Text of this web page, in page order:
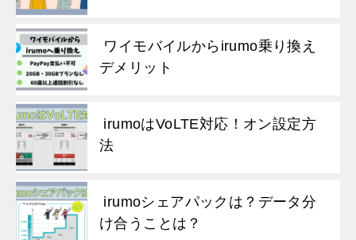
ワイモバイルからirumo乗り換え
デメリット
irumoはVoLTE対応！オン設定方
法
irumoシェアパックは？データ分
け合うことは？